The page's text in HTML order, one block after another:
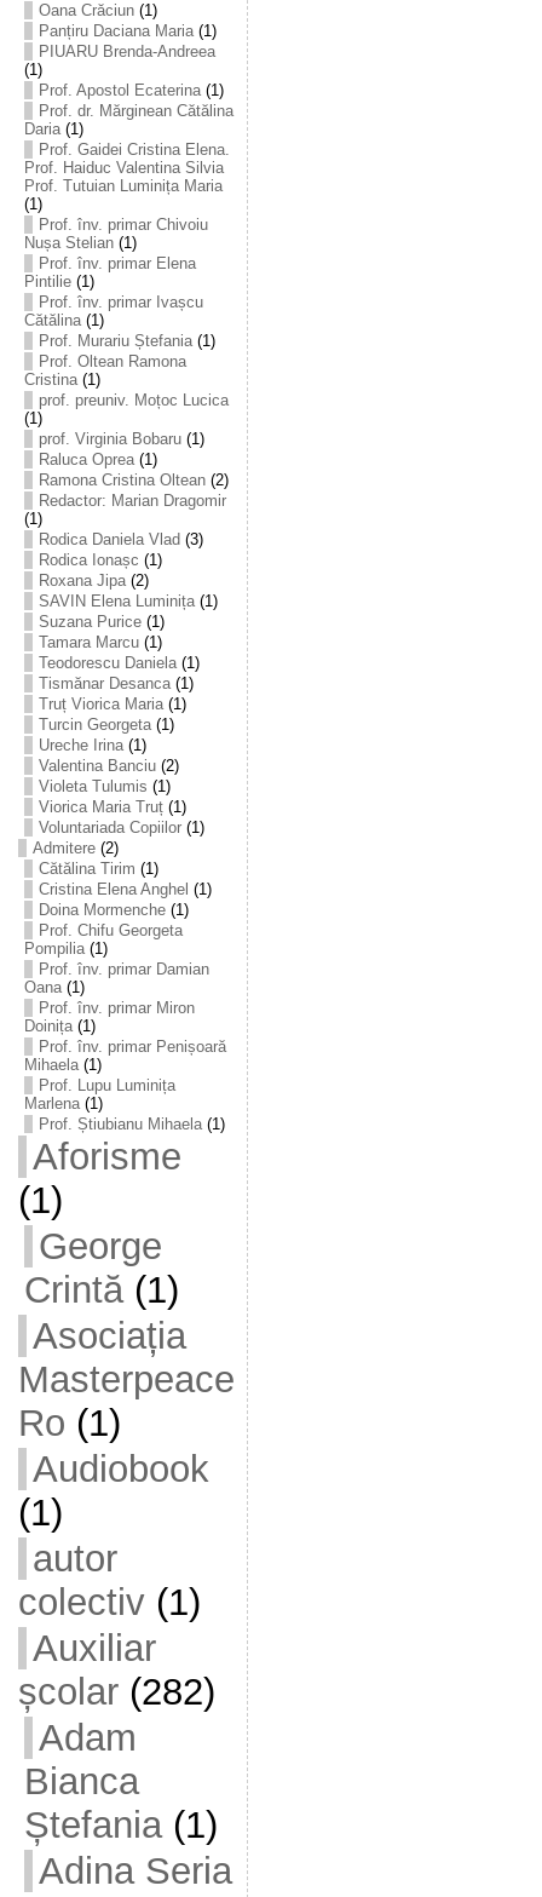
Oana Crăciun(1)
Panțiru Daciana Maria(1)
PIUARU Brenda-Andreea
(1)
Prof. Apostol Ecaterina(1)
Prof. dr. Mărginean Cătălina
Daria(1)
Prof. Gaidei Cristina Elena.
Prof. Haiduc Valentina Silvia
Prof. Tutuian Luminița Maria
(1)
Prof. înv. primar Chivoiu
Nușa Stelian(1)
Prof. înv. primar Elena
Pintilie(1)
Prof. înv. primar Ivașcu
Cătălina(1)
Prof. Murariu Ștefania(1)
Prof. Oltean Ramona
Cristina(1)
prof. preuniv. Moțoc Lucica
(1)
prof. Virginia Bobaru(1)
Raluca Oprea(1)
Ramona Cristina Oltean(2)
Redactor: Marian Dragomir
(1)
Rodica Daniela Vlad (3)
Rodica Ionașc (1)
Roxana Jipa(2)
SAVIN Elena Luminița(1)
Suzana Purice(1)
Tamara Marcu(1)
Teodorescu Daniela(1)
Tismănar Desanca(1)
Truț Viorica Maria(1)
Turcin Georgeta(1)
Ureche Irina(1)
Valentina Banciu(2)
Violeta Tulumis (1)
Viorica Maria Truț(1)
Voluntariada Copiilor(1)
Admitere(2)
Cătălina Tirim (1)
Cristina Elena Anghel (1)
Doina Mormenche(1)
Prof. Chifu Georgeta
Pompilia(1)
Prof. înv. primar Damian
Oana(1)
Prof. înv. primar Miron
Doinița(1)
Prof. înv. primar Penișoară
Mihaela(1)
Prof. Lupu Luminița
Marlena(1)
Prof. Știubianu Mihaela(1)
Aforisme
(1)
George
Crintă(1)
Asociația
Masterpeace
Ro (1)
Audiobook
(1)
autor
colectiv(1)
Auxiliar
școlar(282)
Adam
Bianca
Ștefania(1)
Adina Seria